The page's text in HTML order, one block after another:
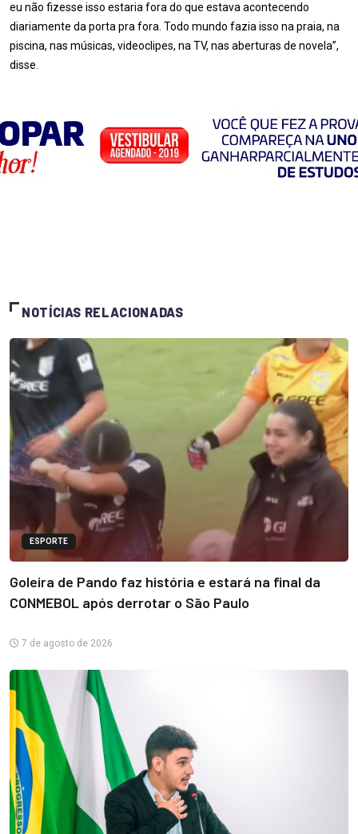
eu não fizesse isso estaria fora do que estava acontecendo
diariamente da porta pra fora. Todo mundo fazia isso na praia, na
piscina, nas músicas, videoclipes, na TV, nas aberturas de novela”,
disse.
NOTÍCIAS RELACIONADAS
ESPORTE
Goleira de Pando faz história e estará na final da
CONMEBOL após derrotar o São Paulo
7 de agosto de 2026